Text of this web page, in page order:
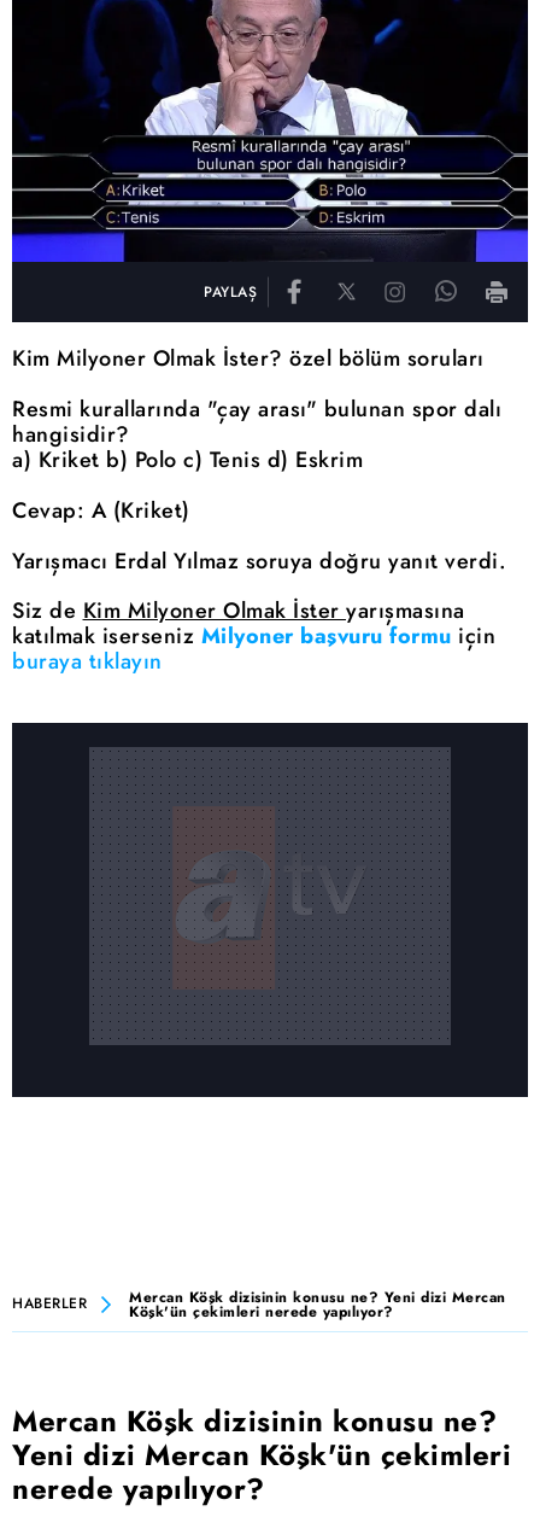
PAYLAŞ
Kim Milyoner Olmak İster? özel bölüm soruları
Resmi kurallarında "çay arası" bulunan spor dalı
hangisidir?
a) Kriket b) Polo c) Tenis d) Eskrim
Cevap: A (Kriket)
Yarışmacı Erdal Yılmaz soruya doğru yanıt verdi.
Siz de Kim Milyoner Olmak İster yarışmasına
katılmak iserseniz Milyoner başvuru formu için
buraya tıklayın
HABERLER Mercan Köşk dizisinin konusu ne? Yeni dizi Mercan
Köşk'ün çekimleri nerede yapılıyor?
Mercan Köşk dizisinin konusu ne?
Yeni dizi Mercan Köşk'ün çekimleri
nerede yapılıyor?